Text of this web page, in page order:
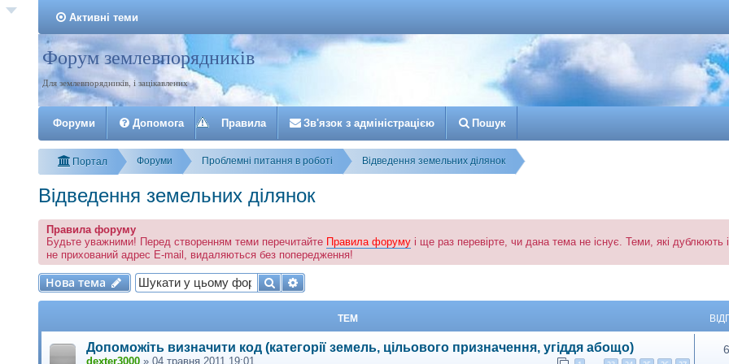
Активні теми
Реєстрація
Форум землевпорядників
Для землевпорядників, і зацікавлених
Форуми Допомога Правила Зв'язок з адміністрацією Пошук
Портал Форуми Проблемні питання в роботі Відведення земельних ділянок
Відведення земельних ділянок
Правила форуму
Будьте уважними! Перед створенням теми перечитайте Правила форуму і ще раз перевірте, чи дана тема не існує. Теми, які
не прихований адрес E-mail, видаляються без попередження!
Нова тема
Нова тема ПошукРозширений пошук
ТЕМ
Допоможіть визначити код (категорії земель, цільового призначення, угіддя абощо)
dexter3000 » 04 травня 2011 19:01